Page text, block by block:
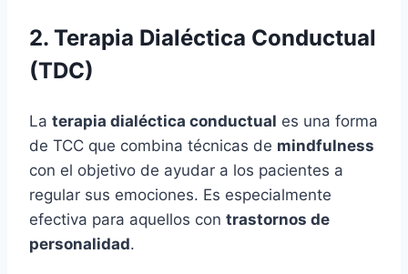
2. Terapia Dialéctica Conductual
(TDC)
La terapia dialéctica conductual es una forma
de TCC que combina técnicas de mindfulness
con el objetivo de ayudar a los pacientes a
regular sus emociones. Es especialmente
efectiva para aquellos con trastornos de
personalidad.